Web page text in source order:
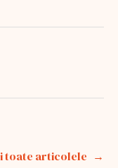
toate articolele